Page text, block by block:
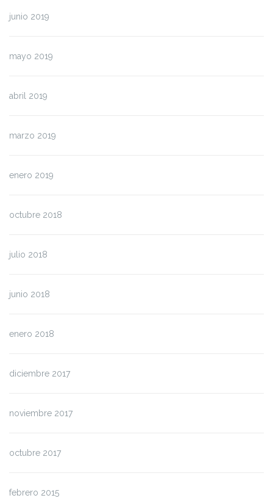
junio 2019
mayo 2019
abril 2019
marzo 2019
enero 2019
octubre 2018
julio 2018
junio 2018
enero 2018
diciembre 2017
noviembre 2017
octubre 2017
febrero 2015